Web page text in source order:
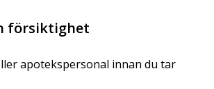
försiktighet
apotekspersonal innan du tar